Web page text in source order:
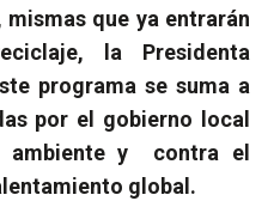
que ya entrarán
la Presidenta
programa se suma a
por el gobierno local
ambiente y
contra el
global.